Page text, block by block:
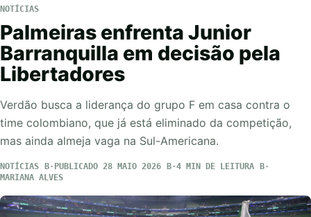
NOTÍCIAS
Palmeiras enfrenta Junior
Barranquilla em decisão pela
Libertadores
Verdão busca a liderança do grupo F em casa contra o
time colombiano, que já está eliminado da competição,
mas ainda almeja vaga na Sul-Americana.
NOTÍCIAS PUBLICADO 28 MAIO 2026
4 MIN DE LEITURA
MARIANA ALVES